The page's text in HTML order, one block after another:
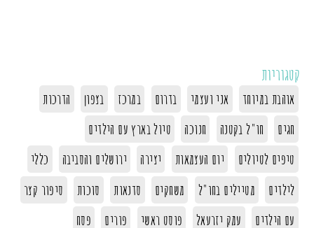
קטגוריות
אוהבת במיוחד אני ועצמי בדרום במרכז בצפון
הדרכות
חגים
חו"ל בקטנה חנוכה
טיול בארץ עם הילדים
טיפים לטיולים
יום העצמאות יצירה ירושלים והסביבה
כללי
לילדים
מטיילים בחו"ל משחקים סדנאות סוכות
סיפור קצר
עם הילדים
עמק יזרעאל פוסט ראשי פורים
פסח